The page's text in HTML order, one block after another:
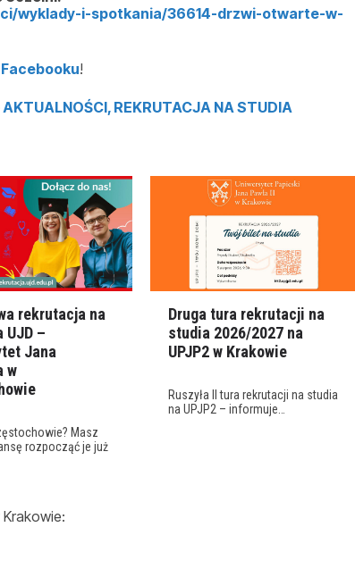
wyklady-i-spotkania/36614-drzwi-otwarte-w-
!
REKRUTACJA NA STUDIA
rekrutacja na
UJD –
Jana
w
Masz
rozpocząć je już
Druga tura rekrutacji na
studia 2026/2027 na
UPJP2 w Krakowie
Ruszyła II tura rekrutacji na studia
na UPJP2 – informuje…